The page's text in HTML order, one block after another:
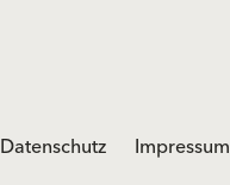
Datenschutz Impressum